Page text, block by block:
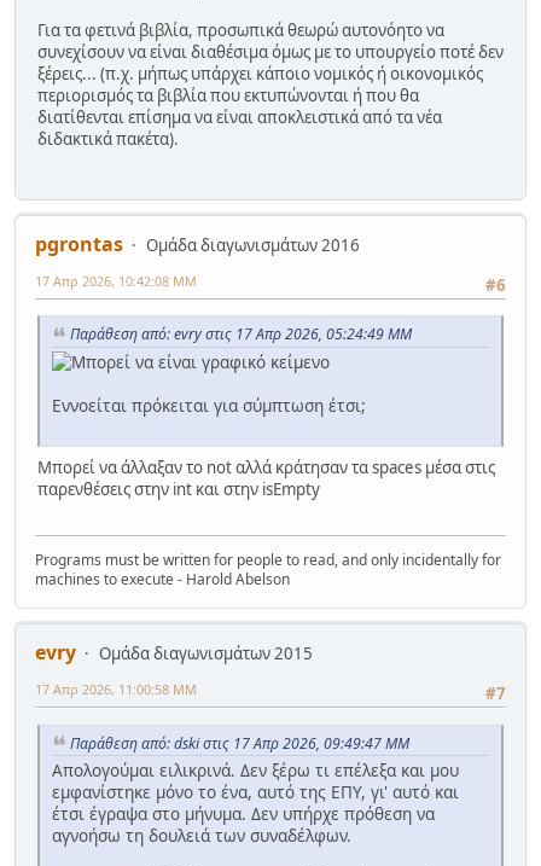
Για τα φετινά βιβλία, προσωπικά θεωρώ αυτονόητο να
συνεχίσουν να είναι διαθέσιμα όμως με το υπουργείο ποτέ δεν
ξέρεις... (π.χ. μήπως υπάρχει κάποιο νομικός ή οικονομικός
περιορισμός τα βιβλία που εκτυπώνονται ή που θα
διατίθενται επίσημα να είναι αποκλειστικά από τα νέα
διδακτικά πακέτα).
pgrontas
Ομάδα διαγωνισμάτων 2016
#6
17 Απρ 2026, 10:42:08 ΜΜ
Παράθεση από: evry στις 17 Απρ 2026, 05:24:49 ΜΜ
Εννοείται πρόκειται για σύμπτωση έτσι;
Μπορεί να άλλαξαν το not αλλά κράτησαν τα spaces μέσα στις
παρενθέσεις στην int και στην isEmpty
Programs must be written for people to read, and only incidentally for
machines to execute - Harold Abelson
evry
Ομάδα διαγωνισμάτων 2015
#7
17 Απρ 2026, 11:00:58 ΜΜ
Παράθεση από: dski στις 17 Απρ 2026, 09:49:47 ΜΜ
Απολογούμαι ειλικρινά. Δεν ξέρω τι επέλεξα και μου
εμφανίστηκε μόνο το ένα, αυτό της ΕΠΥ, γι' αυτό και
έτσι έγραψα στο μήνυμα. Δεν υπήρχε πρόθεση να
αγνοήσω τη δουλειά των συναδέλφων.